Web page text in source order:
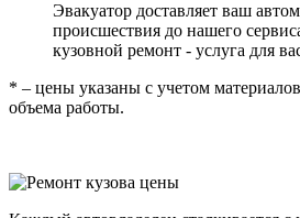
Эвакуатор доставляет ваш
происшествия до нашего
кузовной ремонт - услуга для
* – цены указаны с учетом
объема работы.